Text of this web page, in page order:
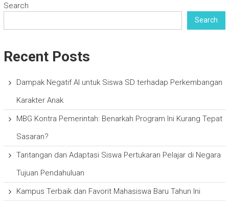
Search
Search
Recent Posts
Dampak Negatif AI untuk Siswa SD terhadap Perkembangan
Karakter Anak
MBG Kontra Pemerintah: Benarkah Program Ini Kurang Tepat
Sasaran?
Tantangan dan Adaptasi Siswa Pertukaran Pelajar di Negara
Tujuan Pendahuluan
Kampus Terbaik dan Favorit Mahasiswa Baru Tahun Ini